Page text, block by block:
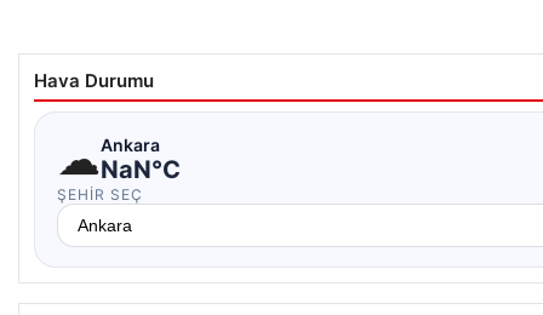
Hava Durumu
☁Ankara
NaN°C
ŞEHIR SEÇ